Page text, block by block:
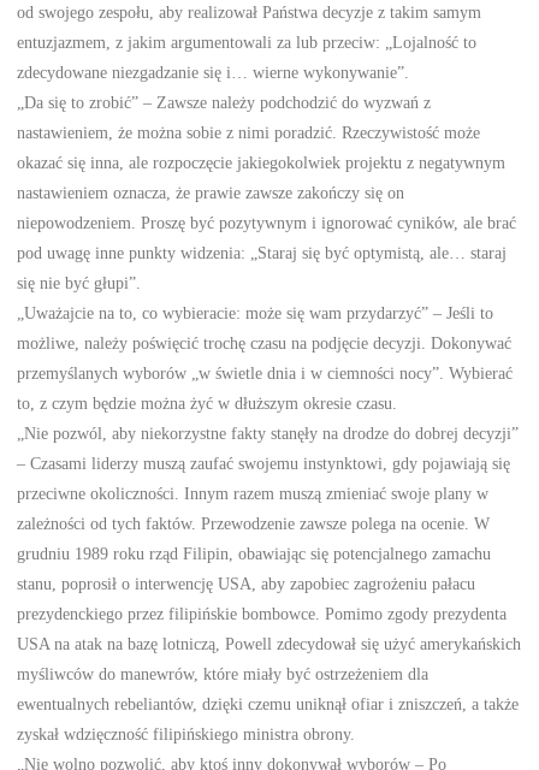
od swojego zespołu, aby realizował Państwa decyzje z takim samym
entuzjazmem, z jakim argumentowali za lub przeciw: „Lojalność to
zdecydowane niezgadzanie się i… wierne wykonywanie”.
„Da się to zrobić” – Zawsze należy podchodzić do wyzwań z
nastawieniem, że można sobie z nimi poradzić. Rzeczywistość może
okazać się inna, ale rozpoczęcie jakiegokolwiek projektu z negatywnym
nastawieniem oznacza, że prawie zawsze zakończy się on
niepowodzeniem. Proszę być pozytywnym i ignorować cyników, ale brać
pod uwagę inne punkty widzenia: „Staraj się być optymistą, ale… staraj
się nie być głupi”.
„Uważajcie na to, co wybieracie: może się wam przydarzyć” – Jeśli to
możliwe, należy poświęcić trochę czasu na podjęcie decyzji. Dokonywać
przemyślanych wyborów „w świetle dnia i w ciemności nocy”. Wybierać
to, z czym będzie można żyć w dłuższym okresie czasu.
„Nie pozwól, aby niekorzystne fakty stanęły na drodze do dobrej decyzji”
– Czasami liderzy muszą zaufać swojemu instynktowi, gdy pojawiają się
przeciwne okoliczności. Innym razem muszą zmieniać swoje plany w
zależności od tych faktów. Przewodzenie zawsze polega na ocenie. W
grudniu 1989 roku rząd Filipin, obawiając się potencjalnego zamachu
stanu, poprosił o interwencję USA, aby zapobiec zagrożeniu pałacu
prezydenckiego przez filipińskie bombowce. Pomimo zgody prezydenta
USA na atak na bazę lotniczą, Powell zdecydował się użyć amerykańskich
myśliwców do manewrów, które miały być ostrzeżeniem dla
ewentualnych rebeliantów, dzięki czemu uniknął ofiar i zniszczeń, a także
zyskał wdzięczność filipińskiego ministra obrony.
„Nie wolno pozwolić, aby ktoś inny dokonywał wyborów – Po